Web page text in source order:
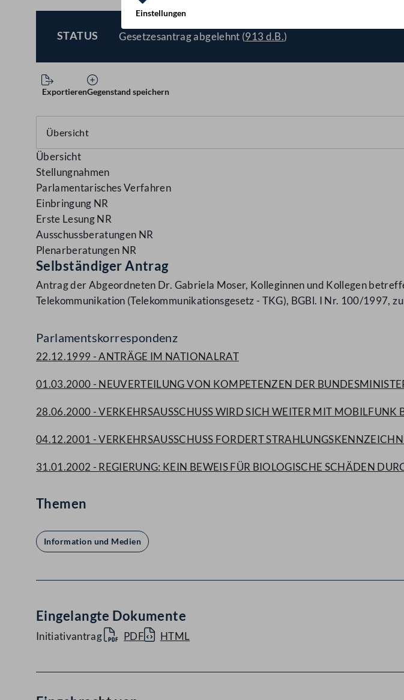
Einstellungen
STATUS
Gesetzesantrag abgelehnt (913 d.B.)
ExportierenGegenstand speichern
Übersicht
Stellungnahmen
Parlamentarisches Verfahren
Einbringung NR
Erste Lesung NR
Ausschussberatungen NR
Plenarberatungen NR
Selbständiger Antrag
Antrag der Abgeordneten Dr. Gabriela Moser, Kolleginnen und Kollegen
Telekommunikation (Telekommunikationsgesetz - TKG), BGBl. I Nr. 100/1997,
Parlamentskorrespondenz
22.12.1999 - ANTRÄGE IM NATIONALRAT
01.03.2000 - NEUVERTEILUNG VON KOMPETENZEN DER
28.06.2000 - VERKEHRSAUSSCHUSS WIRD SICH WEITER MIT MOBILFUNK
04.12.2001 - VERKEHRSAUSSCHUSS FORDERT
31.01.2002 - REGIERUNG: KEIN BEWEIS FÜR BIOLOGISCHE SCHÄDEN
Themen
Information und Medien
Eingelangte Dokumente
Initiativantrag PDF HTML